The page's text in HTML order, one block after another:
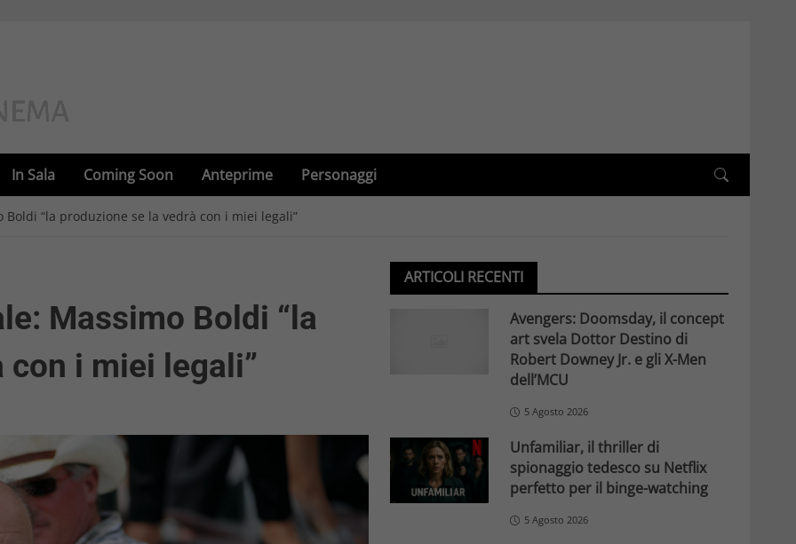
In Sala Coming Soon Anteprime Personaggi
Boldi “la produzione se la vedrà con i miei legali”
Massimo Boldi “la
con i miei legali”
ARTICOLI RECENTI
Avengers: Doomsday, il concept
art svela Dottor Destino di
Robert Downey Jr. e gli X-Men
dell’MCU
5 Agosto 2026
Unfamiliar, il thriller di
spionaggio tedesco su Netflix
perfetto per il binge-watching
5 Agosto 2026